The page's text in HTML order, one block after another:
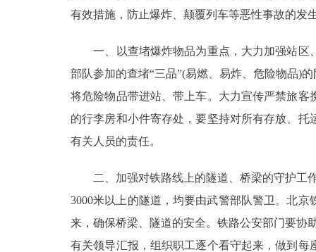
多语种
ENGLISH
DEUTSCH
ESPAÑOL
ITALIANO
有效措施，防止爆炸、颠覆列车等恶性事故的发
一、以查堵爆炸物品为重点，大力加强站区
部队参加的查堵“三品”(易燃、易炸、危险物品)
将危险物品带进站、带上车。大力宣传严禁旅
的行李房和小件寄存处，要坚持对所有存放、
有关人员的责任。
二、加强对铁路线上的隧道、桥梁的守护工作
3000米以上的隧道，均要由武警部队警卫。北
来，确保桥梁、隧道的安全。铁路公安部门要协
有关领导汇报，组织职工逐个看守起来，做到